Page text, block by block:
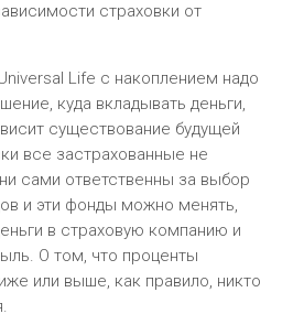
страховки от
Life с накоплением надо
куда вкладывать деньги,
существование будущей
все застрахованные не
сами ответственны за выбор
и эти фонды можно менять,
в страховую компанию и
О том, что проценты
или выше, как правило, никто